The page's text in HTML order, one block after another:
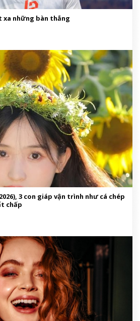
xa những bàn thắng
3 con giáp vận trình như cá chép
chấp